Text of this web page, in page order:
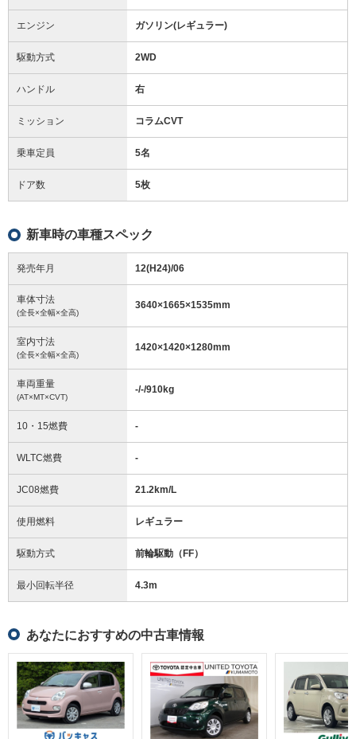
エンジン ガソリン(レギュラー)
駆動方式 2WD
ハンドル 右
ミッション コラムCVT
乗車定員 5名
ドア数 5枚
新車時の車種スペック
発売年月 12(H24)/06
車体寸法
(全長×全幅×全高)
3640×1665×1535mm
室内寸法
(全長×全幅×全高)
1420×1420×1280mm
車両重量
(AT×MT×CVT)
-/-/910kg
10・15燃費 -
WLTC燃費 -
JC08燃費 21.2km/L
使用燃料 レギュラー
駆動方式 前輪駆動（FF）
最小回転半径 4.3m
あなたにおすすめの中古車情報